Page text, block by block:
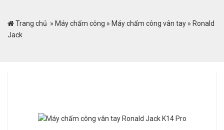
Trang chủ » Máy chấm công » Máy chấm công vân tay » Ronald
Jack